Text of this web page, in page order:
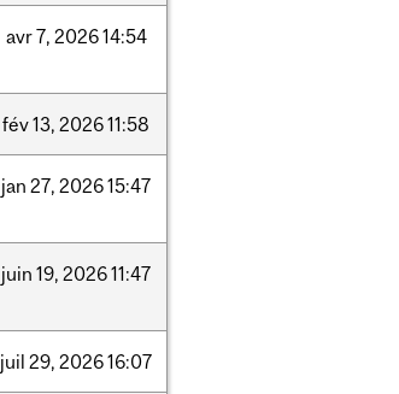
avr7, 202614:54
fév13, 202611:58
jan 27, 202615:47
juin 19, 202611:47
juil 29, 202616:07